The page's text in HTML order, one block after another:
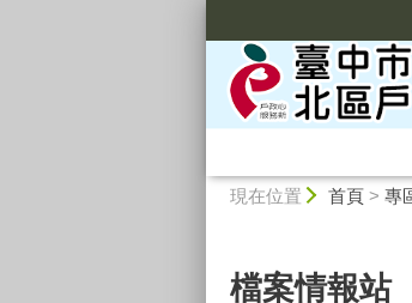
現在位置 首頁> 專
檔案情報站